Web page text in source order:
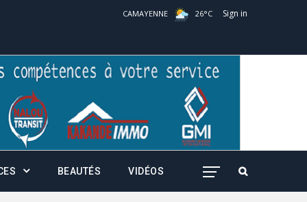
CAMAYENNE 26°C Sign in
BEAUTÉS VIDÉOS